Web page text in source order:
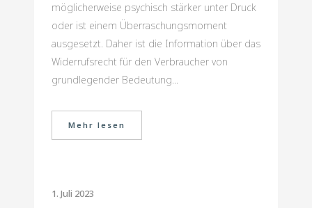
möglicherweise psychisch stärker unter Druck
oder ist einem Überraschungsmoment
ausgesetzt. Daher ist die Information über das
Widerrufsrecht für den Verbraucher von
grundlegender Bedeutung...
Mehr lesen
1. Juli 2023